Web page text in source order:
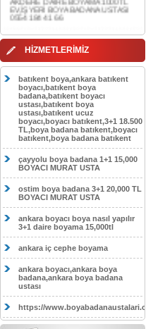
CEBECİ DAİRE BOYAMA 1000TL
EV,İŞYERİ BOYA BADANA USTASI
HASKÖY DAİRE BOYAMA 1000TL
EV,İŞYERİ BOYA BADANA USTASI
0554 184 41 66
GÖLBAŞI DAİRE BOYAMA 1000TL
EV,İŞYERİ BOYA BADANA USTASI
0554 184 41 66
SOKULLU DAİRE BOYAMA 1000TL
EV,İŞYERİ BOYA BADANA USTASI
HİZMETLERİMİZ
batıkent boya,ankara batıkent
boyacı,batıkent boya
badana,batıkent boyacı
ustası,batıkent boya
ustası,batıkent ucuz
boyacı,boyacı batıkent,3+1 18.500
TL,boya badana batıkent,boyacı
batıkent,boya badana batıkent
çayyolu boya badana 1+1 15,000
BOYACI MURAT USTA
ostim boya badana 3+1 20,000 TL
BOYACI MURAT USTA
ankara boyacı boya nasıl yapılır
3+1 daire boyama 15,000tl
ankara iç cephe boyama
ankara boyacı,ankara boya
badana,ankara boya badana
ustası
https://www.boyabadanaustalari.com/